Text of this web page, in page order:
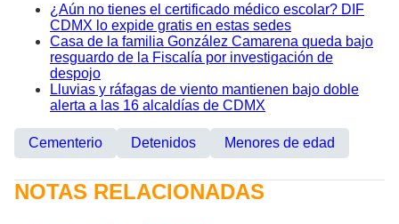
¿Aún no tienes el certificado médico escolar? DIF
CDMX lo expide gratis en estas sedes
Casa de la familia González Camarena queda bajo
resguardo de la Fiscalía por investigación de
despojo
Lluvias y ráfagas de viento mantienen bajo doble
alerta a las 16 alcaldías de CDMX
Cementerio Detenidos Menores de edad
NOTAS RELACIONADAS